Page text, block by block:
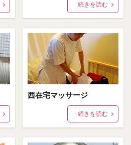
続きを読む
西在宅マッサージ
続きを読む